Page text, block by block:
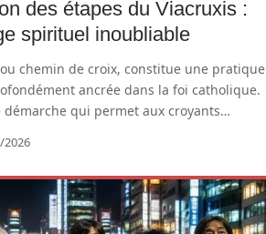
des étapes du Viacruxis :
spirituel inoubliable
chemin de croix, constitue une pratique
ancrée dans la foi catholique.
démarche qui permet aux croyants…
2026